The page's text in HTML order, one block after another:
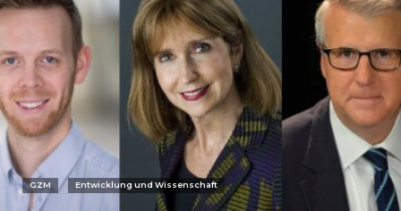
GZM Entwicklung und Wissenschaft